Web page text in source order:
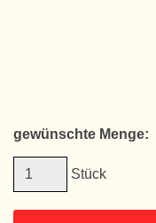
gewünschte Menge:
Stück